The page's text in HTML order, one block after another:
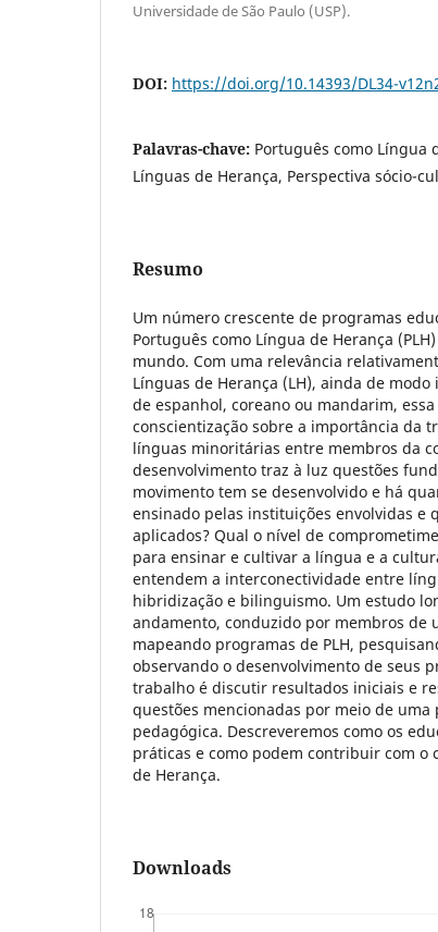
Universidade de São Paulo (USP).
DOI: https://doi.org/10.14393/DL34-
Palavras-chave: Português como Língua
Línguas de Herança, Perspectiva sócio-
Resumo
Um número crescente de programas
Português como Língua de Herança
mundo. Com uma relevância
Línguas de Herança (LH), ainda de
de espanhol, coreano ou mandarim,
conscientização sobre a importância da
línguas minoritárias entre membros da
desenvolvimento traz à luz questões
movimento tem se desenvolvido e há
ensinado pelas instituições envolvidas e
aplicados? Qual o nível de
para ensinar e cultivar a língua e a
entendem a interconectividade entre
hibridização e bilinguismo. Um estudo
andamento, conduzido por membros de
mapeando programas de PLH,
observando o desenvolvimento de seus
trabalho é discutir resultados iniciais e
questões mencionadas por meio de
pedagógica. Descreveremos como os
práticas e como podem contribuir com o
de Herança.
Downloads